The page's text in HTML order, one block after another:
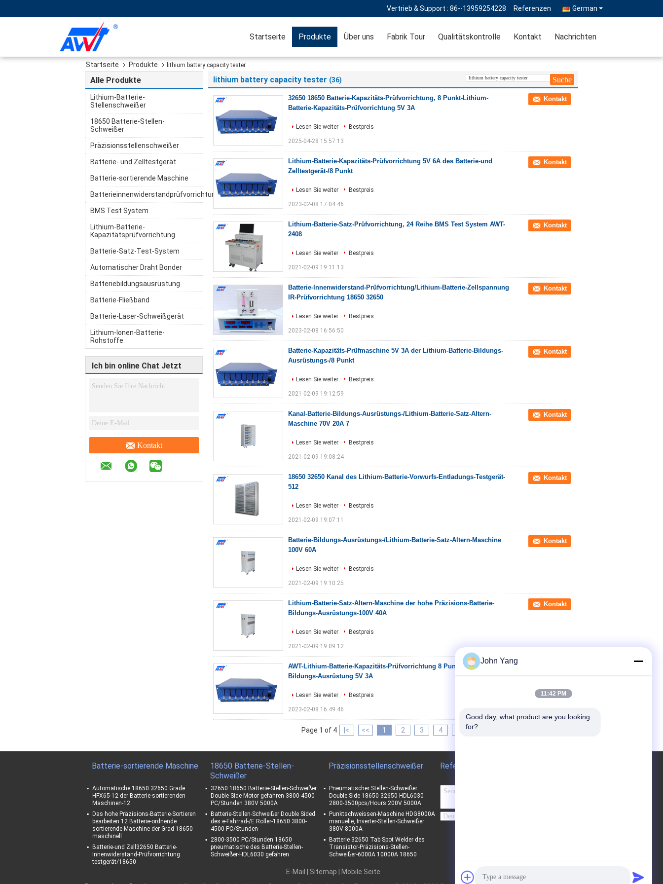
Vertrieb & Support : 86--13959254228 Referenzen German
Startseite Produkte Über uns Fabrik Tour Qualitätskontrolle Kontakt Nachrichten
Startseite Produkte lithium battery capacity tester
Alle Produkte
Lithium-Batterie-
Stellenschweißer
18650 Batterie-Stellen-
Schweißer
Präzisionsstellenschweißer
Batterie- und Zelltestgerät
Batterie-sortierende Maschine
Batterieinnenwiderstandprüfvorrichtung
BMS Test System
Lithium-Batterie-
Kapazitätsprüfvorrichtung
Batterie-Satz-Test-System
Automatischer Draht Bonder
Batteriebildungsausrüstung
Batterie-Fließband
Batterie-Laser-Schweißgerät
Lithium-Ionen-Batterie-
Rohstoffe
Ich bin online Chat Jetzt
Kontakt
lithium battery capacity tester (36)
32650 18650 Batterie-Kapazitäts-Prüfvorrichtung, 8 Punkt-Lithium-
Batterie-Kapazitäts-Prüfvorrichtung 5V 3A
Kontakt
Lesen Sie weiter Bestpreis
2025-04-28 15:57:13
Lithium-Batterie-Kapazitäts-Prüfvorrichtung 5V 6A des Batterie-und
Zelltestgerät-/8 Punkt
Kontakt
Lesen Sie weiter Bestpreis
2023-02-08 17:04:46
Lithium-Batterie-Satz-Prüfvorrichtung, 24 Reihe BMS Test System AWT-
2408
Kontakt
Lesen Sie weiter Bestpreis
2021-02-09 19:11:13
Batterie-Innenwiderstand-Prüfvorrichtung/Lithium-Batterie-Zellspannung
IR-Prüfvorrichtung 18650 32650
Kontakt
Lesen Sie weiter Bestpreis
2023-02-08 16:56:50
Batterie-Kapazitäts-Prüfmaschine 5V 3A der Lithium-Batterie-Bildungs-
Ausrüstungs-/8 Punkt
Kontakt
Lesen Sie weiter Bestpreis
2021-02-09 19:12:59
Kanal-Batterie-Bildungs-Ausrüstungs-/Lithium-Batterie-Satz-Altern-
Maschine 70V 20A 7
Kontakt
Lesen Sie weiter Bestpreis
2021-02-09 19:08:24
18650 32650 Kanal des Lithium-Batterie-Vorwurfs-Entladungs-Testgerät-
512
Kontakt
Lesen Sie weiter Bestpreis
2021-02-09 19:07:11
Batterie-Bildungs-Ausrüstungs-/Lithium-Batterie-Satz-Altern-Maschine
100V 60A
Kontakt
Lesen Sie weiter Bestpreis
2021-02-09 19:10:25
Lithium-Batterie-Satz-Altern-Maschine der hohe Präzisions-Batterie-
Bildungs-Ausrüstungs-100V 40A
Kontakt
Lesen Sie weiter Bestpreis
2021-02-09 19:09:12
AWT-Lithium-Batterie-Kapazitäts-Prüfvorrichtung 8 Punkt-Batterie-
Bildungs-Ausrüstung 5V 3A
Lesen Sie weiter Bestpreis
2023-02-08 16:49:46
Page 1 of 4 |< << 1 2 3 4 >|
Batterie-sortierende Maschine
Automatische 18650 32650 Grade
HFX65-12 der Batterie-sortierenden
Maschinen-12
Das hohe Präzisions-Batterie-Sortieren
bearbeiten 12 Batterie-ordnende
sortierende Maschine der Grad-18650
maschinell
Batterie-und Zell32650 Batterie-
Innenwiderstand-Prüfvorrichtung
testgerät/18650
18650 Batterie-Stellen-
Schweißer
32650 18650 Batterie-Stellen-Schweißer
Double Side Motor gefahren 3800-4500
PC/Stunden 380V 5000A
Batterie-Stellen-Schweißer Double Sided
des e-Fahrrad-/E Roller-18650 3800-
4500 PC/Stunden
2800-3500 PC/Stunden 18650
pneumatische des Batterie-Stellen-
Schweißer-HDL6030 gefahren
Präzisionsstellenschweißer
Pneumatischer Stellen-Schweißer
Double Side 18650 32650 HDL6030
2800-3500pcs/Hours 200V 5000A
Punktschweissen-Maschine HDG8000A
manuelle, Inverter-Stellen-Schweißer
380V 8000A
Batterie 32650 Tab Spot Welder des
Transistor-Präzisions-Stellen-
Schweißer-6000A 10000A 18650
Referenzen
E-Mail Sitemap
| Mobile Seite
John Yang
11:42 PM
Good day, what product are you looking
for?